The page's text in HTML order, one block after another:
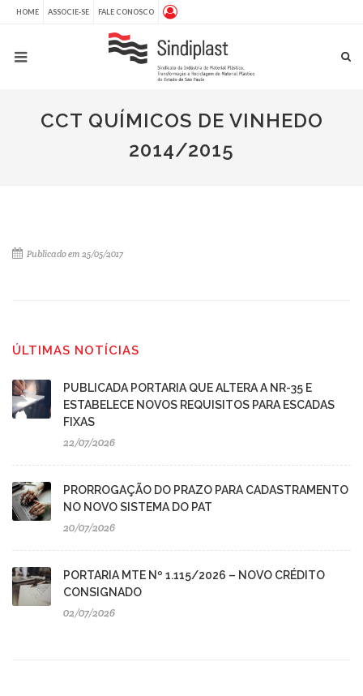
HOME ASSOCIE-SE FALE CONOSCO
CCT QUÍMICOS DE VINHEDO
2014/2015
Publicado em 25/05/2017
ÚLTIMAS NOTÍCIAS
PUBLICADA PORTARIA QUE ALTERA A NR-35 E
ESTABELECE NOVOS REQUISITOS PARA ESCADAS
FIXAS
22/07/2026
PRORROGAÇÃO DO PRAZO PARA CADASTRAMENTO
NO NOVO SISTEMA DO PAT
20/07/2026
PORTARIA MTE Nº 1.115/2026 – NOVO CRÉDITO
CONSIGNADO
02/07/2026